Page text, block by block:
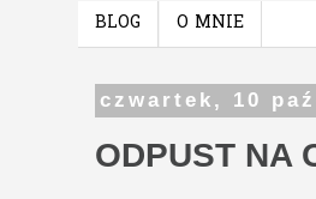
BLOG O MNIE
czwartek, 10
ODPUST NA